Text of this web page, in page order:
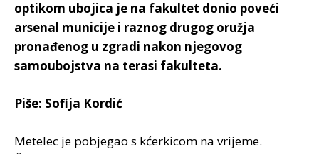
optikom ubojica je na fakultet donio poveći
arsenal municije i raznog drugog oružja
pronađenog u zgradi nakon njegovog
samoubojstva na terasi fakulteta.
Piše: Sofija Kordić
Metelec je pobjegao s kćerkicom na vrijeme.